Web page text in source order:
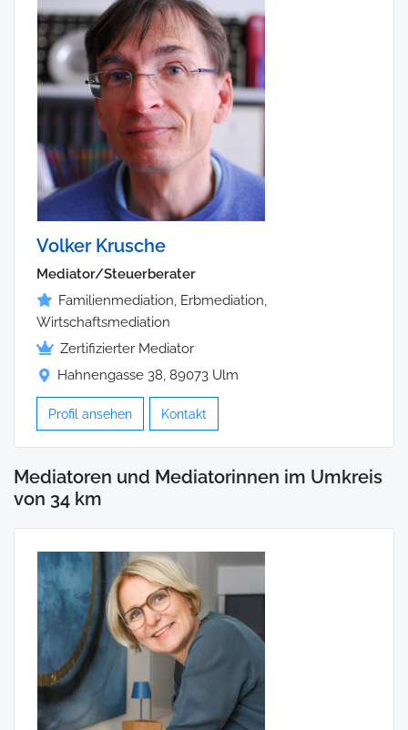
Volker Krusche
Mediator/Steuerberater
Familienmediation, Erbmediation,
Wirtschaftsmediation
Zertifizierter Mediator
Hahnengasse 38, 89073 Ulm
Profil ansehen Kontakt
Mediatoren und Mediatorinnen im Umkreis
von 34 km